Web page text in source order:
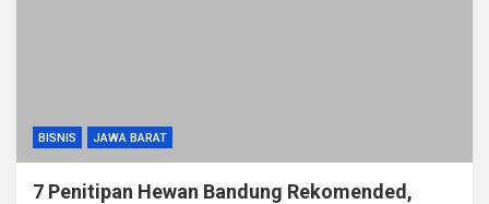
BISNIS JAWA BARAT
7 Penitipan Hewan Bandung Rekomended,